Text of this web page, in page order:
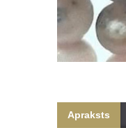
Apraksts